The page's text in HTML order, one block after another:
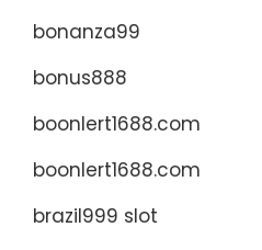
bonanza99
bonus888
boonlert1688.com
boonlert1688.com
brazil999 slot